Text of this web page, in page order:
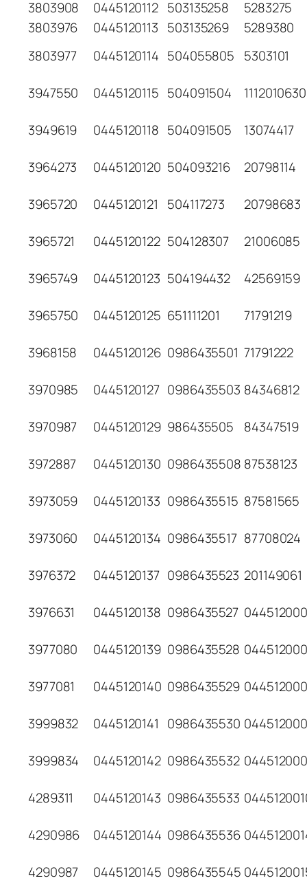
3803908 0445120112 503135258
5283275
3803976
0445120113 503135269
5289380
3803977
0445120114 504055805 5303101
3947550 0445120115 504091504 1112010630
3949619 0445120118 504091505 13074417
3964273 0445120120 504093216 20798114
3965720 0445120121 504117273 20798683
3965721 0445120122 504128307 21006085
3965749 0445120123 504194432 42569159
3965750 0445120125 651111201 71791219
3968158 0445120126 0986435501 71791222
3970985 0445120127 0986435503 84346812
3970987 0445120129 986435505 84347519
3972887 0445120130 0986435508 87538123
3973059 0445120133 0986435515 87581565
3973060 0445120134 0986435517 87708024
3976372 0445120137 0986435523 201149061
3976631 0445120138 0986435527
3977080 0445120139 0986435528
3977081 0445120140 0986435529
3999832 0445120141 0986435530
3999834 0445120142 0986435532
4289311 0445120143 0986435533
4290986 0445120144 0986435536
4290987 0445120145 0986435545